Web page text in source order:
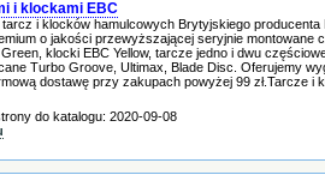
i klockami EBC
tarcz i klocków hamulcowych Brytyjskiego producenta
o jakości przewyższającej seryjnie montowane
klocki EBC Yellow, tarcze jedno i dwu częściowe
Turbo Groove, Ultimax, Blade Disc. Oferujemy
dostawę przy zakupach powyżej 99 zł.Tarcze i
do katalogu: 2020-09-08